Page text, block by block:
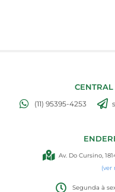
(11) 95395-4253
Av. Do Cursino,
(ver
Segunda à